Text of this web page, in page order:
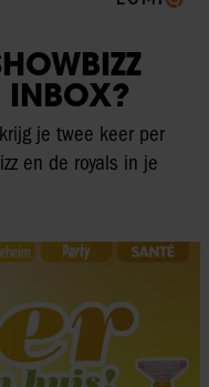
INBOX?
je twee keer per
en de royals in je